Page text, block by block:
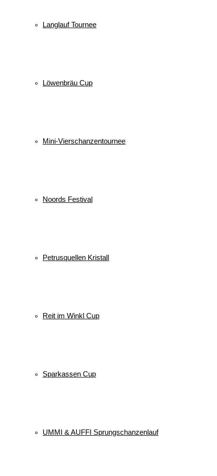
Langlauf Tournee
Löwenbräu Cup
Mini-Vierschanzentournee
Noords Festival
Petrusquellen Kristall
Reit im Winkl Cup
Sparkassen Cup
UMMI & AUFFI Sprungschanzenlauf